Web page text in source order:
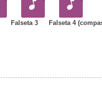
Falseta 3 Falseta 4